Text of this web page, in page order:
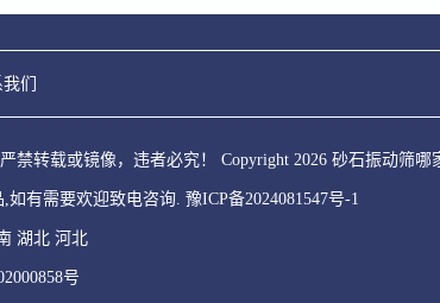
们
禁转载或镜像，违者必究！ Copyright 2026 砂石振动筛
如有需要欢迎致电咨询. 豫ICP备2024081547号-1
湖北 河北
号